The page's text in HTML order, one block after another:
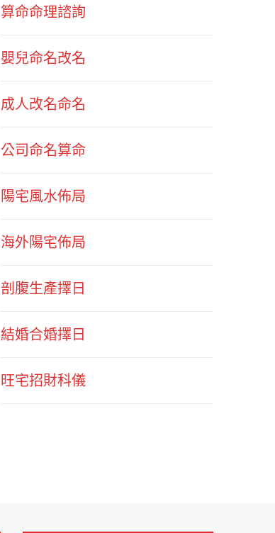
算命命理諮詢
嬰兒命名改名
成人改名命名
公司命名算命
陽宅風水佈局
海外陽宅佈局
剖腹生產擇日
結婚合婚擇日
旺宅招財科儀